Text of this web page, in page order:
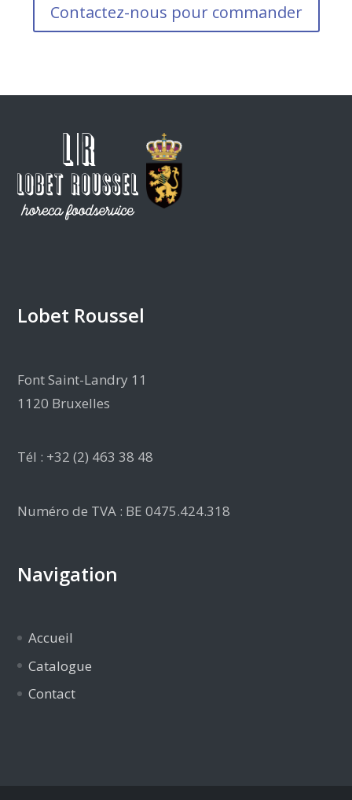
Contactez-nous pour commander
Lobet Roussel
Font Saint-Landry 11
1120 Bruxelles
Tél : +32 (2) 463 38 48
Numéro de TVA : BE 0475.424.318
Navigation
Accueil
Catalogue
Contact